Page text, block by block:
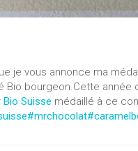
je vous annonce ma
Bio bourgeon.Cette
Bio Suisse médaillé à ce
#mrchocolat